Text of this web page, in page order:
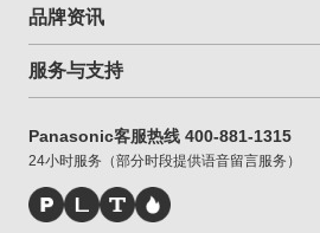
品牌资讯
服务与支持
Panasonic客服热线 400-881-1315
24小时服务（部分时段提供语音留言服务）